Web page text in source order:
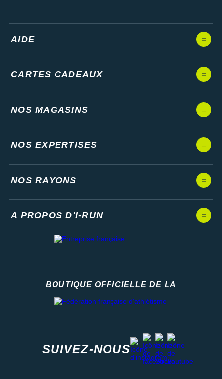
AIDE
CARTES CADEAUX
NOS MAGASINS
NOS EXPERTISES
NOS RAYONS
A PROPOS D'I-RUN
BOUTIQUE OFFICIELLE DE LA
SUIVEZ-NOUS
instagram
facebook
stravayoutube